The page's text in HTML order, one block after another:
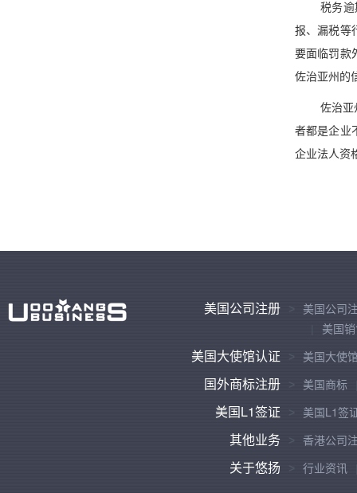
税务
报、漏税等
要面临罚款
佐治亚州的
佐治亚
者都是企业
企业法人资
美国公司注册
美国公司
美国
美国大使馆认证 美国大使
国外商标注册 美国商标
美国L1签证 美国L1签
其他业务 香港公司
关于悠扬 行业资讯